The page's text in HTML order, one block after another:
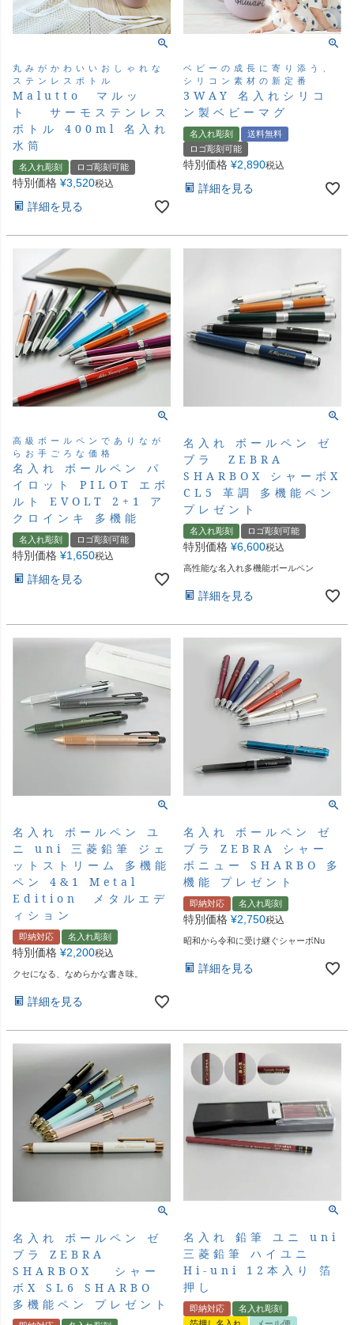
丸みがかわいいおしゃれな
ステンレスボトル
Malutto マルッ
ト サーモステンレス
ボトル 400ml 名入れ
水筒
名入れ彫刻 ロゴ彫刻可能
特別価格 ¥3,520税込
詳細を見る
ベビーの成長に寄り添う、
シリコン素材の新定番
3WAY 名入れシリコ
ン製ベビーマグ
名入れ彫刻
送料無料
ロゴ彫刻可能
特別価格 ¥2,890税込
詳細を見る
高級ボールペンでありなが
らお手ごろな価格
名入れ ボールペン パ
イロット PILOT エボ
ルト EVOLT 2+1 ア
クロインキ 多機能
名入れ彫刻 ロゴ彫刻可能
特別価格 ¥1,650税込
詳細を見る
名入れ ボールペン ゼ
ブラ ZEBRA
SHARBOX シャーボX
CL5 革調 多機能ペン
プレゼント
名入れ彫刻 ロゴ彫刻可能
特別価格 ¥6,600税込
高性能な名入れ多機能ボールペン
詳細を見る
名入れ ボールペン ユ
ニ uni 三菱鉛筆 ジェ
ットストリーム 多機能
ペン 4&1 Metal
Edition メタルエデ
ィション
即納対応 名入れ彫刻
特別価格 ¥2,200税込
クセになる、なめらかな書き味。
詳細を見る
名入れ ボールペン ゼ
ブラ ZEBRA シャー
ボニュー SHARBO 多
機能 プレゼント
即納対応 名入れ彫刻
特別価格 ¥2,750税込
昭和から令和に受け継ぐシャーボNu
詳細を見る
名入れ ボールペン ゼ
ブラ ZEBRA
SHARBOX シャー
ボX SL6 SHARBO
多機能ペン プレゼント
名入れ 鉛筆 ユニ uni
三菱鉛筆 ハイユニ
Hi-uni 12本入り 箔
押し
即納対応
名入れ彫刻